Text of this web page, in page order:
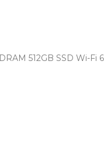
512GB SSD Wi-Fi